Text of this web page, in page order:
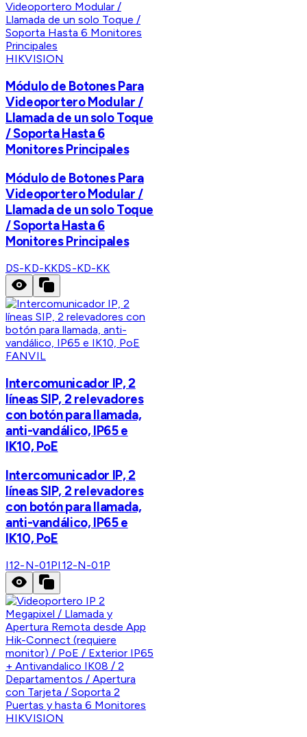
HIKVISION
Módulo de Botones Para
Videoportero Modular /
Llamada de un solo Toque
/ Soporta Hasta 6
Monitores Principales
Módulo de Botones Para
Videoportero Modular /
Llamada de un solo Toque
/ Soporta Hasta 6
Monitores Principales
DS-KD-KKDS-KD-KK
FANVIL
Intercomunicador IP, 2
líneas SIP, 2 relevadores
con botón para llamada,
anti-vandálico, IP65 e
IK10, PoE
Intercomunicador IP, 2
líneas SIP, 2 relevadores
con botón para llamada,
anti-vandálico, IP65 e
IK10, PoE
I12-N-01PI12-N-01P
HIKVISION